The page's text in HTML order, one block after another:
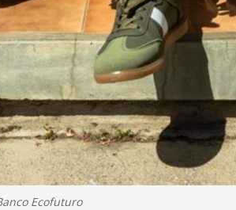
Ecofuturo